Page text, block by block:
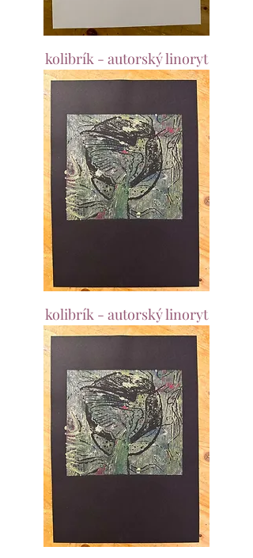
kolibrík - autorský linoryt
kolibrík - autorský linoryt